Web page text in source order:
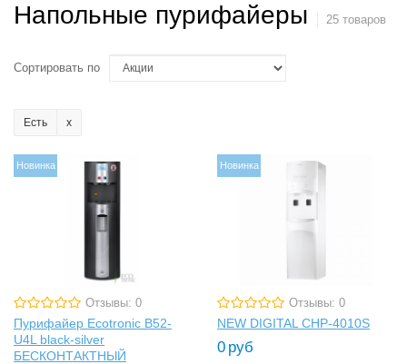
Напольные пурифайеры 25 товаров
Сортировать по
Есть
Новинка
Отзывы: 0
Пурифайер Ecotronic B52-
U4L black-silver
БЕСКОНТАКТНЫЙ
Новинка
Отзывы: 0
NEW DIGITAL CHP-4010S
0 руб